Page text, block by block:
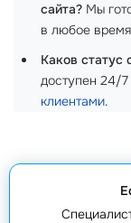
сайта? Мы
в любое
Каков статус
доступен 24/
клиентами.
Получить